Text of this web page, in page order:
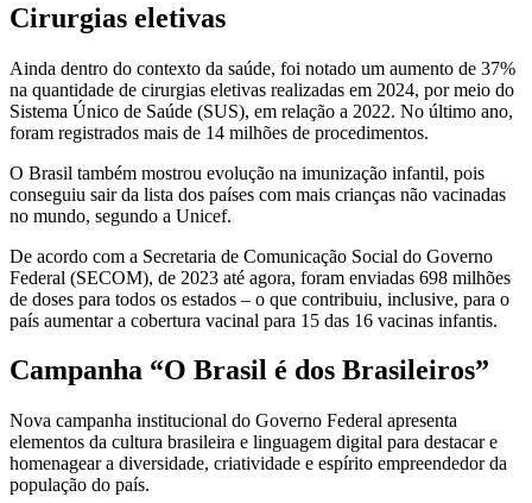
Cirurgias eletivas
Ainda dentro do contexto da saúde, foi notado um aumento de 37%
na quantidade de cirurgias eletivas realizadas em 2024, por meio do
Sistema Único de Saúde (SUS), em relação a 2022. No último ano,
foram registrados mais de 14 milhões de procedimentos.
O Brasil também mostrou evolução na imunização infantil, pois
conseguiu sair da lista dos países com mais crianças não vacinadas
no mundo, segundo a Unicef.
De acordo com a Secretaria de Comunicação Social do Governo
Federal (SECOM), de 2023 até agora, foram enviadas 698 milhões
de doses para todos os estados – o que contribuiu, inclusive, para o
país aumentar a cobertura vacinal para 15 das 16 vacinas infantis.
Campanha “O Brasil é dos Brasileiros”
Nova campanha institucional do Governo Federal apresenta
elementos da cultura brasileira e linguagem digital para destacar e
homenagear a diversidade, criatividade e espírito empreendedor da
população do país.